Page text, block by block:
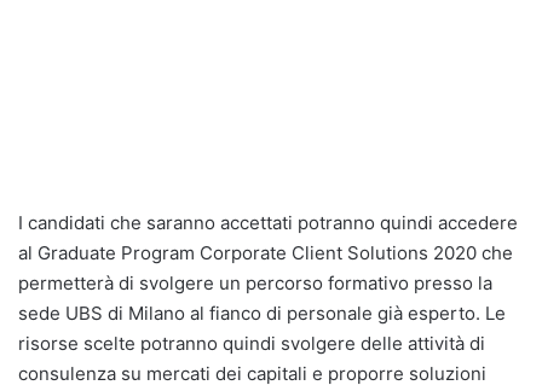
I candidati che saranno accettati potranno quindi accedere
al Graduate Program Corporate Client Solutions 2020 che
permetterà di svolgere un percorso formativo presso la
sede UBS di Milano al fianco di personale già esperto. Le
risorse scelte potranno quindi svolgere delle attività di
consulenza su mercati dei capitali e proporre soluzioni